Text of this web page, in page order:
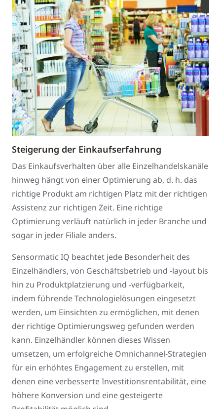
Steigerung der Einkaufserfahrung
Das Einkaufsverhalten über alle Einzelhandelskanäle
hinweg hängt von einer Optimierung ab, d. h. das
richtige Produkt am richtigen Platz mit der richtigen
Assistenz zur richtigen Zeit. Eine richtige
Optimierung verläuft natürlich in jeder Branche und
sogar in jeder Filiale anders.
Sensormatic IQ beachtet jede Besonderheit des
Einzelhändlers, von Geschäftsbetrieb und -layout bis
hin zu Produktplatzierung und -verfügbarkeit,
indem führende Technologielösungen eingesetzt
werden, um Einsichten zu ermöglichen, mit denen
der richtige Optimierungsweg gefunden werden
kann. Einzelhändler können dieses Wissen
umsetzen, um erfolgreiche Omnichannel-Strategien
für ein erhöhtes Engagement zu erstellen, mit
denen eine verbesserte Investitionsrentabilität, eine
höhere Konversion und eine gesteigerte